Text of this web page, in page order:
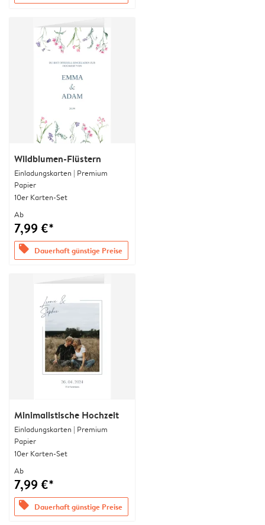
Wildblumen-Flüstern
Einladungskarten | Premium
Papier
10er Karten-Set
Ab
7,99 €*
offers Dauerhaft günstige Preise
Minimalistische Hochzeit
Einladungskarten | Premium
Papier
10er Karten-Set
Ab
7,99 €*
offers Dauerhaft günstige Preise